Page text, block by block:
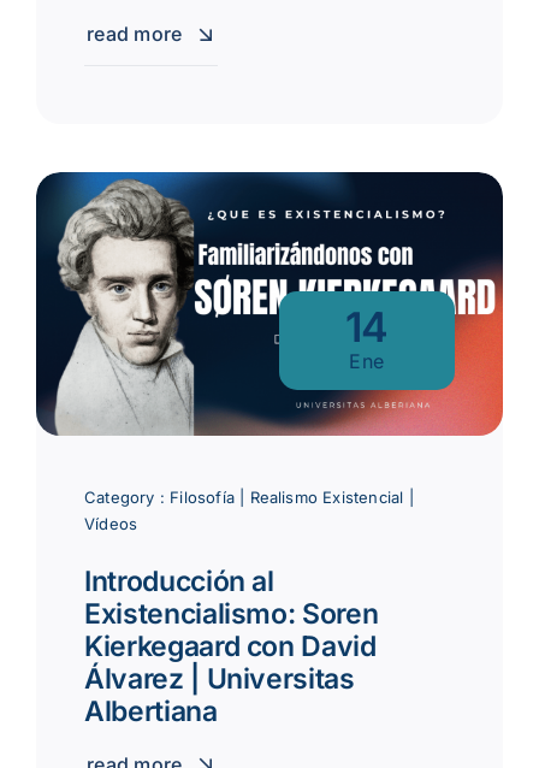
read more
14
Ene
Category : Filosofía| Realismo Existencial
Vídeos
Introducción al
Existencialismo: Soren
Kierkegaard con David
Álvarez | Universitas
Albertiana